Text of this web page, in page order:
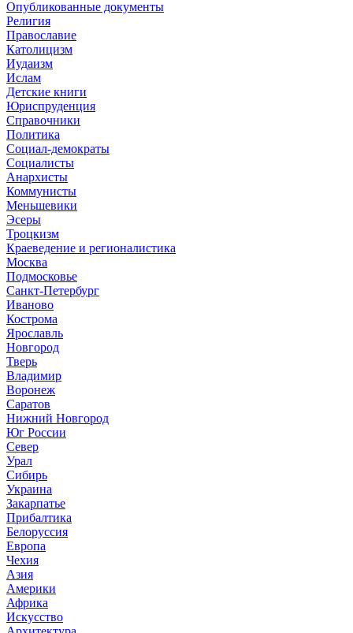
Опубликованные документы
Религия
Православие
Католицизм
Иудаизм
Ислам
Детские книги
Юриспруденция
Справочники
Политика
Социал-демократы
Социалисты
Анархисты
Коммунисты
Меньшевики
Эсеры
Троцкизм
Краеведение и регионалистика
Москва
Подмосковье
Санкт-Петербург
Иваново
Кострома
Ярославль
Новгород
Тверь
Владимир
Воронеж
Саратов
Нижний Новгород
Юг России
Север
Урал
Сибирь
Украина
Закарпатье
Прибалтика
Белоруссия
Европа
Чехия
Азия
Америки
Африка
Искусство